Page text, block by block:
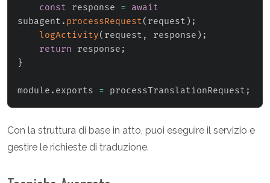
const response =
await
subagent . processRequest( request ) ;
logActivity( request , response ) ;
return response ;
}
module . exports = processTranslationRequest ;
Con la struttura di base in atto, puoi eseguire il servizio e
gestire le richieste di traduzione.